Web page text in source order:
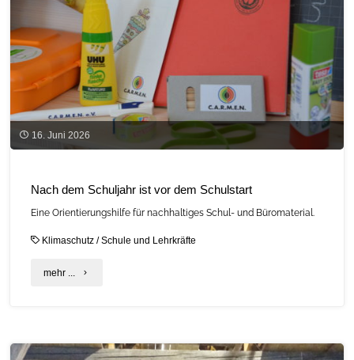
16. Juni 2026
Nach dem Schuljahr ist vor dem Schulstart
Eine Orientierungshilfe für nachhaltiges Schul- und Büromaterial.
Klimaschutz /Schule und Lehrkräfte
mehr ... "Nach
ist